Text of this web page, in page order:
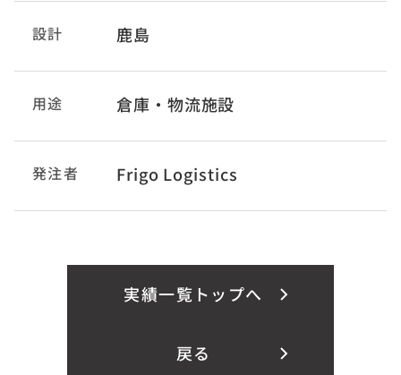
設計 鹿島
用途 倉庫・物流施設
発注者 Frigo Logistics
実績一覧トップへ
戻る